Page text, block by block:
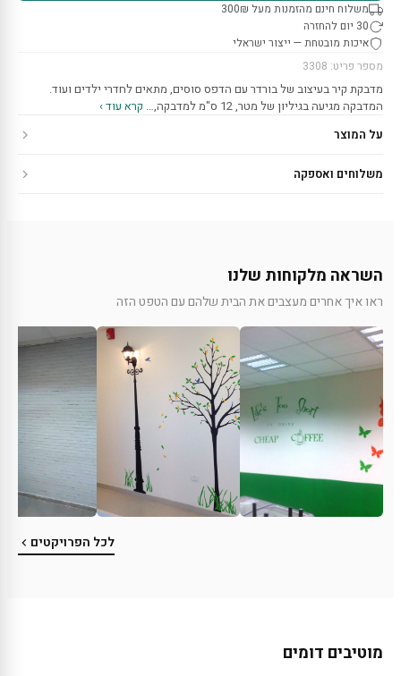
משלוח חינם מהזמנות מעל 300₪
30 יום להחזרה
איכות מובטחת — ייצור ישראלי
מספר פריט: 3308
מדבקת קיר בעיצוב של בורדר עם הדפס סוסים, מתאים לחדרי ילדים ועוד.
המדבקה מגיעה בגיליון של מטר, 12 ס"מ למדבקה,…
קרא עוד ›
על המוצר
משלוחים ואספקה
השראה מלקוחות שלנו
ראו איך אחרים מעצבים את הבית שלהם עם הטפט הזה
לכל הפרויקטים
מוטיבים דומים